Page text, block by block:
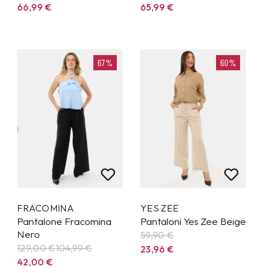
66,99€
65,99€
67%
FRACOMINA
Pantalone Fracomina
Nero
129,00 €104,99€
42,00€
60%
YES ZEE
Pantaloni Yes Zee Beige
59,90€
23,96€